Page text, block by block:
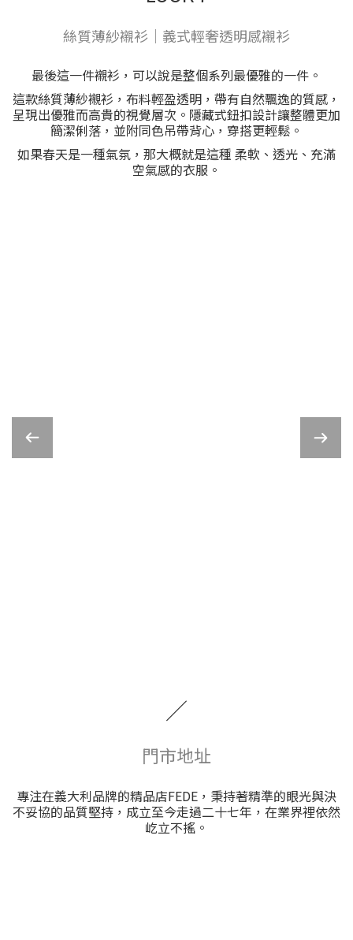
絲質薄紗襯衫｜義式輕奢透明感襯衫
最後這一件襯衫，可以說是整個系列最優雅的一件。
這款絲質薄紗襯衫，布料輕盈透明，帶有自然飄逸的質感，
呈現出優雅而高貴的視覺層次。隱藏式鈕扣設計讓整體更加
簡潔俐落，並附同色吊帶背心，穿搭更輕鬆。
如果春天是一種氣氛，那大概就是這種 柔軟、透光、充滿
空氣感的衣服。
／
門市地址
專注在義大利品牌的精品店FEDE，秉持著精準的眼光與決
不妥協的品質堅持，成立至今走過二十七年，在業界裡依然
屹立不搖。